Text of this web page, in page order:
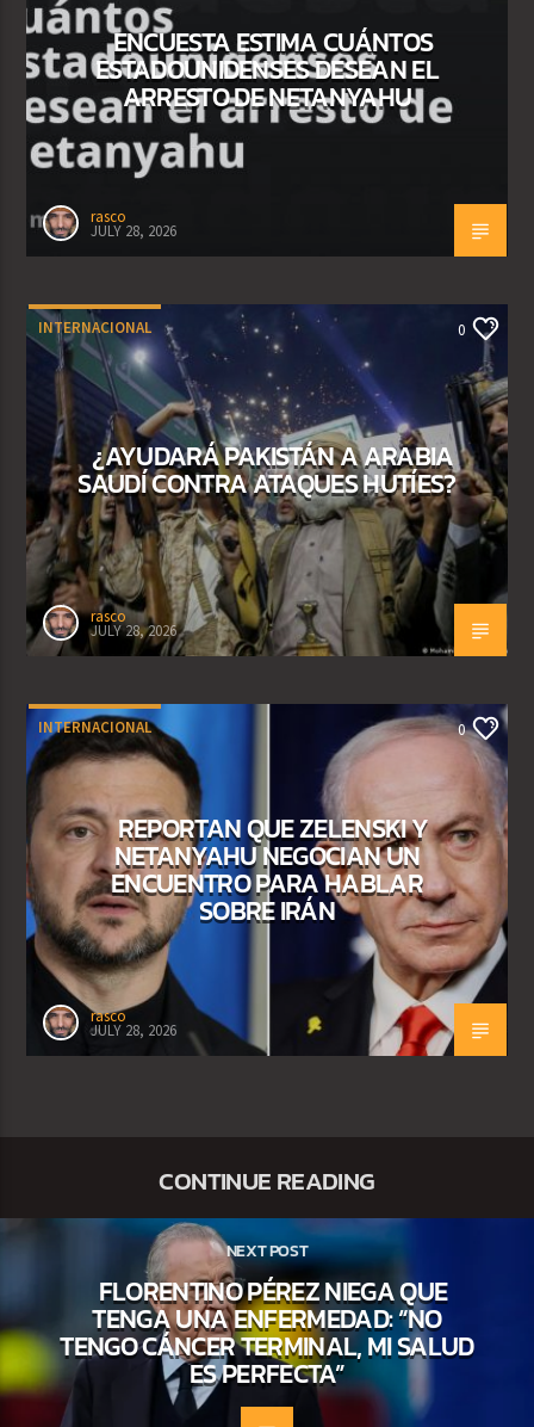
ENCUESTA ESTIMA CUÁNTOS
ESTADOUNIDENSES DESEAN EL
ARRESTO DE NETANYAHU
rasco
JULY 28, 2026
INTERNACIONAL 0
¿AYUDARÁ PAKISTÁN A ARABIA
SAUDÍ CONTRA ATAQUES HUTÍES?
rasco
JULY 28, 2026
INTERNACIONAL 0
REPORTAN QUE ZELENSKI Y
NETANYAHU NEGOCIAN UN
ENCUENTRO PARA HABLAR
SOBRE IRÁN
rasco
JULY 28, 2026
CONTINUE READING
NEXT POST
FLORENTINO PÉREZ NIEGA QUE
TENGA UNA ENFERMEDAD: “NO
TENGO CÁNCER TERMINAL, MI SALUD
ES PERFECTA”